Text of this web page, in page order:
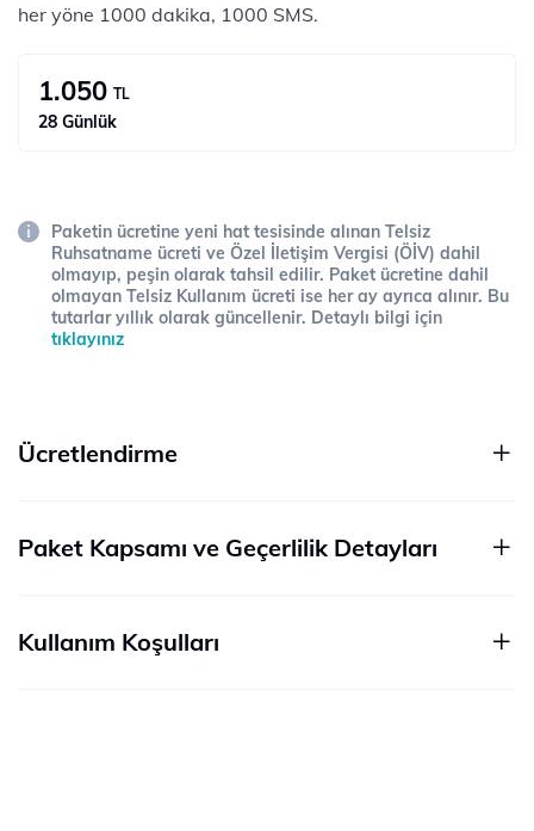
her yöne 1000 dakika, 1000 SMS.
1.050 TL
28 Günlük
Paketin ücretine yeni hat tesisinde alınan Telsiz
Ruhsatname ücreti ve Özel İletişim Vergisi (ÖİV) dahil
olmayıp, peşin olarak tahsil edilir. Paket ücretine dahil
olmayan Telsiz Kullanım ücreti ise her ay ayrıca alınır. Bu
tutarlar yıllık olarak güncellenir. Detaylı bilgi için
tıklayınız
Ücretlendirme
Paket Kapsamı ve Geçerlilik Detayları
Kullanım Koşulları